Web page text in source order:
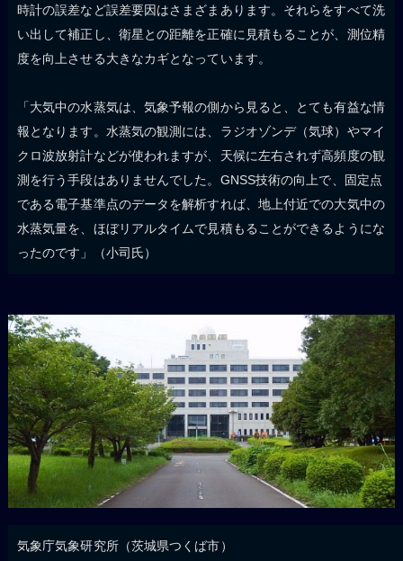
時計の誤差など誤差要因はさまざまあります。それらをすべて洗
い出して補正し、衛星との距離を正確に見積もることが、測位精
度を向上させる大きなカギとなっています。
「大気中の水蒸気は、気象予報の側から見ると、とても有益な情
報となります。水蒸気の観測には、ラジオゾンデ（気球）やマイ
クロ波放射計などが使われますが、天候に左右されず高頻度の観
測を行う手段はありませんでした。GNSS技術の向上で、固定点
である電子基準点のデータを解析すれば、地上付近での大気中の
水蒸気量を、ほぼリアルタイムで見積もることができるようにな
ったのです」（小司氏）
気象庁気象研究所（茨城県つくば市）